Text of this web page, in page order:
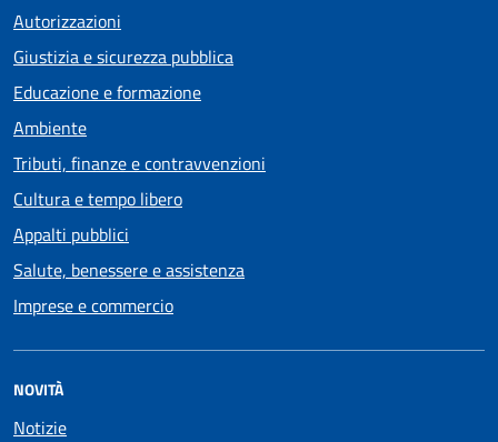
Autorizzazioni
Giustizia e sicurezza pubblica
Educazione e formazione
Ambiente
Tributi, finanze e contravvenzioni
Cultura e tempo libero
Appalti pubblici
Salute, benessere e assistenza
Imprese e commercio
NOVITÀ
Notizie